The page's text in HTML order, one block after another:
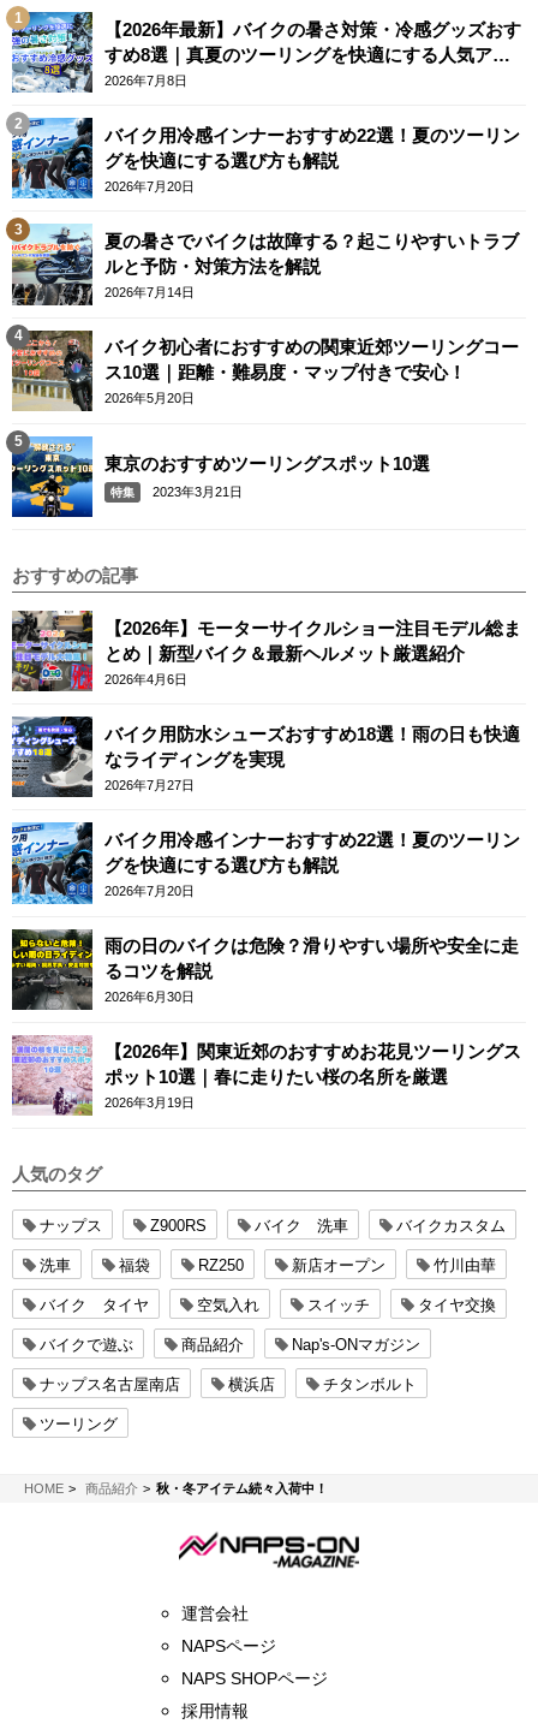
【2026年最新】バイクの暑さ対策・冷感グッズおす
すめ8選｜真夏のツーリングを快適にする人気アイ
テム
2026年7月8日
バイク用冷感インナーおすすめ22選！夏のツーリン
グを快適にする選び方も解説
2026年7月20日
夏の暑さでバイクは故障する？起こりやすいトラブ
ルと予防・対策方法を解説
2026年7月14日
バイク初心者におすすめの関東近郊ツーリングコー
ス10選｜距離・難易度・マップ付きで安心！
2026年5月20日
東京のおすすめツーリングスポット10選
特集 2023年3月21日
おすすめの記事
【2026年】モーターサイクルショー注目モデル総ま
とめ｜新型バイク＆最新ヘルメット厳選紹介
2026年4月6日
バイク用防水シューズおすすめ18選！雨の日も快適
なライディングを実現
2026年7月27日
バイク用冷感インナーおすすめ22選！夏のツーリン
グを快適にする選び方も解説
2026年7月20日
雨の日のバイクは危険？滑りやすい場所や安全に走
るコツを解説
2026年6月30日
【2026年】関東近郊のおすすめお花見ツーリングス
ポット10選｜春に走りたい桜の名所を厳選
2026年3月19日
人気のタグ
ナップス Z900RS バイク 洗車 バイクカスタム
洗車 福袋 RZ250 新店オープン 竹川由華
バイク タイヤ 空気入れ スイッチ タイヤ交換
バイクで遊ぶ 商品紹介 Nap's-ONマガジン
ナップス名古屋南店 横浜店 チタンボルト
ツーリング
HOMENAPS-ON マガジン
商品紹介 秋・冬アイテム続々入荷中！
運営会社
NAPSページ
NAPS SHOPページ
採用情報